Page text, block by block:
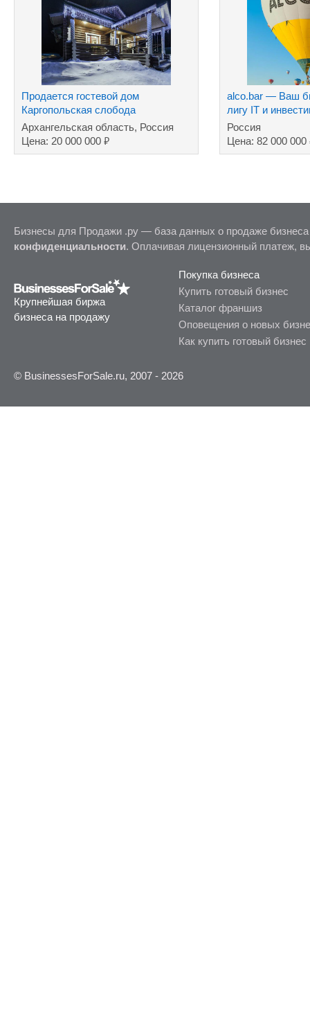
Продается гостевой дом
Каргопольская слобода
Архангельская область, Россия
Цена: 20 000 000 ₽
alco.bar — Ваш
лигу IT и
Россия
Цена: 82 000 000
Бизнесы для Продажи .ру — база данных о продаже
конфиденциальности. Оплачивая лицензионный платеж,
Крупнейшая биржа
бизнеса на продажу
Покупка бизнеса
Купить готовый бизнес
Каталог франшиз
Оповещения о новых
Как купить готовый бизнес
© BusinessesForSale.ru, 2007 - 2026